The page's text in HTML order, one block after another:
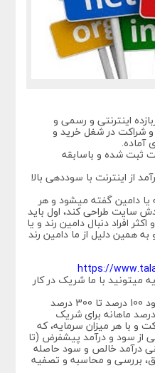
اینترنتی و رسمی و
و شراکت در شغل خرید و
آماده.
ثبت شده و باسابقه
از اینترنت با سوددهی بالا
یا دامین گفته میشود و هر
سایت طراحی کند، اول باید
افراد دنبال دامین رند و یا
همین دلیل از ما دامین رند
https://
میتونید با ما شریک در کار
با بازدهی و سوددهی خالص و حدود 100 درصد تا 300 درصد
سالانه یعنی حدود 8 درصد تا 20 درصد ماهانه برای شریک
و با هر میزان سرمایه، که
از سود و درآمد پیشفرض (تا
درآمد خالص و سود حاصله
بررسی و محاسبه و تصفیه